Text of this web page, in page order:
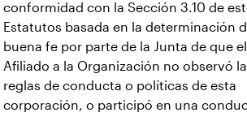
conformidad con la Sección 3.10 de
Estatutos basada en la determinación
buena fe por parte de la Junta de que el
Afiliado a la Organización no observó
reglas de conducta o políticas de esta
corporación, o participó en una